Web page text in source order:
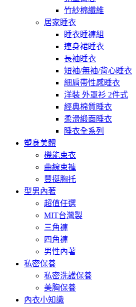
竹紗棉纖維
居家睡衣
睡衣睡褲組
連身裙睡衣
長袖睡衣
短袖/無袖/背心睡衣
細肩帶性感睡衣
洋裝 外罩衫 2件式
經典棉質睡衣
柔滑緞面睡衣
睡衣全系列
塑身美體
機能束衣
曲線束褲
豐挺胸托
型男內著
超值任選
MIT台灣製
三角褲
四角褲
男性內著
私密保養
私密洗護保養
美胸保養
內衣小知識